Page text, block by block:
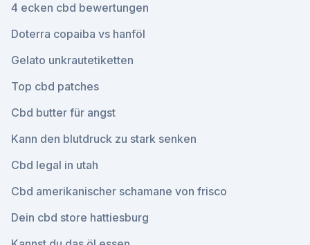
4 ecken cbd bewertungen
Doterra copaiba vs hanföl
Gelato unkrautetiketten
Top cbd patches
Cbd butter für angst
Kann den blutdruck zu stark senken
Cbd legal in utah
Cbd amerikanischer schamane von frisco
Dein cbd store hattiesburg